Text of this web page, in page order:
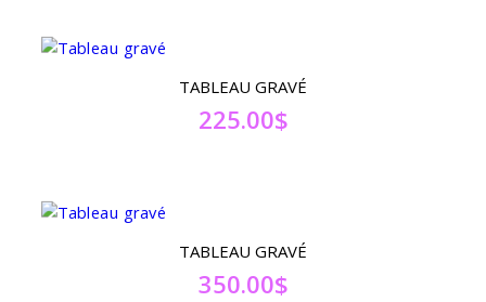
TABLEAU GRAVÉ
225.00$
TABLEAU GRAVÉ
350.00$